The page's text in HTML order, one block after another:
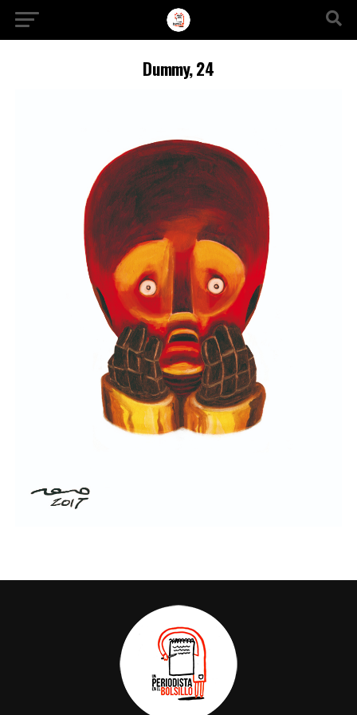
Dummy, 24
Ir a la versión móvil